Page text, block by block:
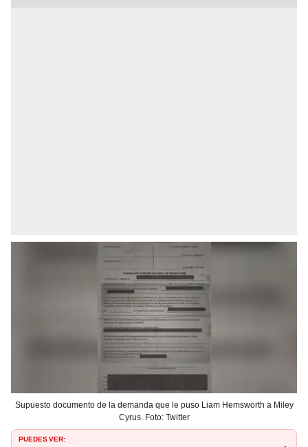
Supuesto documento de la demanda que le puso Liam Hemsworth a Miley
Cyrus. Foto: Twitter
PUEDES VER: